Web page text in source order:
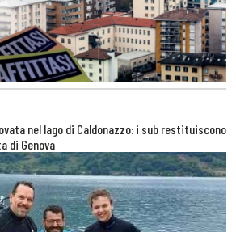
nel lago di Caldonazzo: i sub restituiscono
di Genova